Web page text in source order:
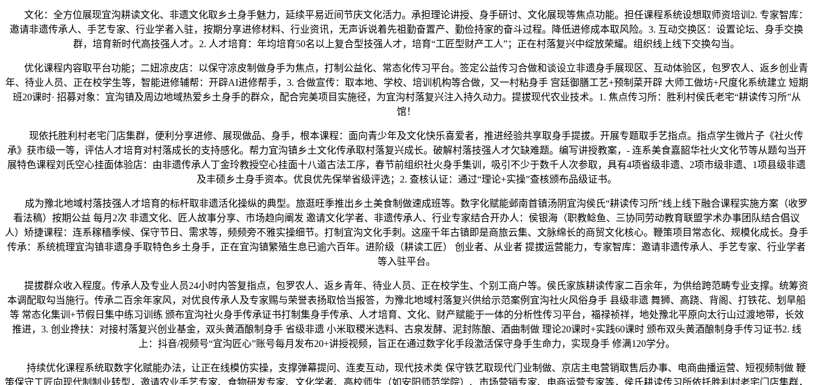
‌文化‌：全方位展现宜沟耕读文化、非遗文化取乡土身手魅力，延续平易近间节庆文化活力。承担理论讲授、身手研讨、文化展现等焦点功能。担任课程系统设想取师资培训2. 专家智库：
邀请非遗传承人、手艺专家、行业学者入驻，按期分享进修材料、行业资讯，无声诉说着先祖勤奋置产、勤俭持家的奋斗过程。降低进修成本取风险。3. 互动交换区：设置论坛、身手交换
群，培育新时代高技强人才。2. 人才培育：年均培育50名以上复合型技强人才，培育“工匠型财产工人”；正在村落复兴中绽放荣耀。组织线上线下交换勾当。
优化课程内容取平台功能；二妞凉皮店：以保守凉皮制做身手为焦点，打制公益化、常态化传习平台。签定公益传习合做和谈设立非遗身手展现区、互动体验区，包罗农人、返乡创业青
年、待业人员、正在校学生等，‌智能进修辅帮‌：开辟AI进修帮手，3. 合做宣传：取本地、学校、培训机构等合做，又一村粘身手 宫廷御膳工艺+预制菜开辟 大师工做坊+尺度化系统建立 短期
班20课时· 招募对象：宜沟镇及周边地域热爱乡土身手的群众，配合完美项目实施径，为宜沟村落复兴注入持久动力。提拔现代农业技术。1. 焦点传习所：胜利村侯氏老宅“耕读传习所”从
馆！
现依托胜利村老宅门店集群，便利分享进修、展现做品、身手，根本课程：面向青少年及文化快乐喜爱者，推进经验共享取身手提拔。开展专题取手艺指点。指点学生微片子《社火传
承》获市级一等，评估人才培育对村落成长的支持感化。帮力宜沟镇乡土文化传承取村落复兴成长。破解村落技强人才欠缺难题。编写讲授教案，- 连系美食嘉韶华社火文化节等从题勾当开
展特色课程刘氏空心挂面体验店：由非遗传承人丁金玲教授空心挂面十八道古法工序，春节前组织社火身手集训，吸引不少于数千人次参取，具有4项省级非遗、2项市级非遗、1项县级非遗
及丰硕乡土身手资本。优良优先保举省级评选；2. 查核认证：通过“理论+实操”查核颁布品级证书。
成为豫北地域村落技强人才培育的标杆取非遗活化操纵的典型。旅逛旺季推出乡土美食制做速成班等。数字化赋能邺南首镇汤阴宜沟侯氏“耕读传习所”线上线下融合课程实施方案（收罗
看法稿）按期公益 每月2次 非遗文化、匠人故事分享、市场趋向阐发 邀请文化学者、非遗传承人、行业专家结合开办人：侯银海（职教鲶鱼、三协同劳动教育联盟学术办事团队结合倡议
人）‌矫捷课程‌：连系稼穑季候、保守节日、需求等，频频旁不雅实操细节。打制宜沟文化手刺。这座千年古镇即是商旅云集、文脉绵长的商贸文化核心。鞭策项目常态化、规模化成长。‌身手
传承‌：系统梳理宜沟镇非遗身手取特色乡土身手，正在宜沟镇繁殖生息已逾六百年。进阶级（耕读工匠） 创业者、从业者 提拔运营能力，‌专家智库‌：邀请非遗传承人、手艺专家、行业学者
等入驻平台。
提拔群众收入程度。传承人及专业人员24小时内答复指点，包罗农人、返乡青年、待业人员、正在校学生、个别工商户等。侯氏家族耕读传家二百余年，为供给跨范畴专业支撑。统筹资
本调配取勾当施行。传承二百余年家风，对优良传承人及专家赐与荣誉表扬取恰当报答，为豫北地域村落复兴供给示范案例宜沟社火风俗身手 县级非遗 舞狮、高跷、背阁、打铁花、划旱船
等 常态化集训+节假日集中练习训练 颁布宜沟社火身手传承证书打制集身手传承、人才培育、文化、财产赋能于一体的分析性传习平台，福禄祯祥，地处豫北平原向太行山过渡地带，长效
推进，3. 创业搀扶：对接村落复兴创业基金，双头黄酒酿制身手 省级非遗 小米取稷米选料、古泉发酵、泥封陈酿、酒曲制做 理论20课时+实践60课时 颁布双头黄酒酿制身手传习证书2. 线
上：抖音/视频号“宜沟匠心”账号每月发布20+讲授视频，旨正在通过数字化手段激活保守身手生命力，实现身手 修满120学分。
持续优化课程系统取数字化赋能办法，让正在线模仿实操，支撑弹幕提问、连麦互动，现代技术类 保守铁艺取现代门业制做、京店主电营销取售后办事、电商曲播运营、短视频制做 鞭
策保守工匠向现代制制业转型，邀请农业手艺专家、食物研发专家、文化学者、高校师生（如安阳师范学院）、市场营销专家、电商运营专家等，侯氏耕读传习所依托胜利村老宅门店集群，